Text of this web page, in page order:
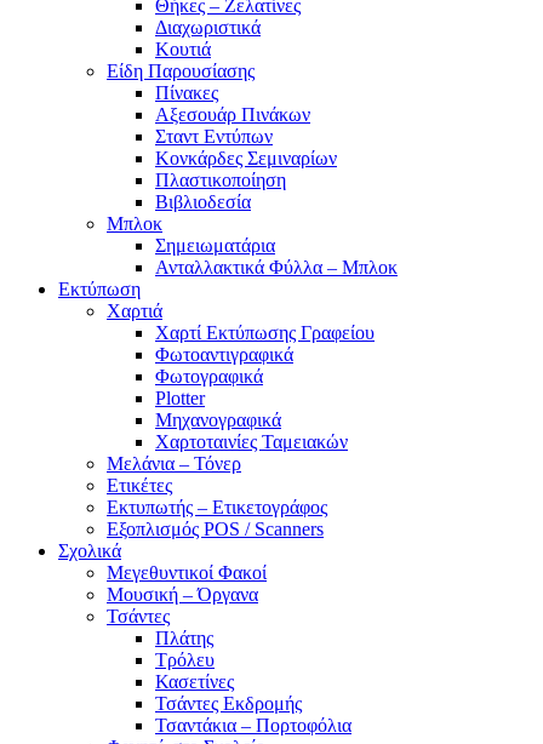
Θήκες – Ζελατίνες
Διαχωριστικά
Κουτιά
Είδη Παρουσίασης
Πίνακες
Αξεσουάρ Πινάκων
Σταντ Εντύπων
Κονκάρδες Σεμιναρίων
Πλαστικοποίηση
Βιβλιοδεσία
Μπλοκ
Σημειωματάρια
Ανταλλακτικά Φύλλα – Μπλοκ
Εκτύπωση
Χαρτιά
Χαρτί Εκτύπωσης Γραφείου
Φωτοαντιγραφικά
Φωτογραφικά
Plotter
Μηχανογραφικά
Χαρτοταινίες Ταμειακών
Μελάνια – Τόνερ
Ετικέτες
Εκτυπωτής – Ετικετογράφος
Εξοπλισμός POS / Scanners
Σχολικά
Μεγεθυντικοί Φακοί
Μουσική – Όργανα
Τσάντες
Πλάτης
Τρόλευ
Κασετίνες
Τσάντες Εκδρομής
Τσαντάκια – Πορτοφόλια